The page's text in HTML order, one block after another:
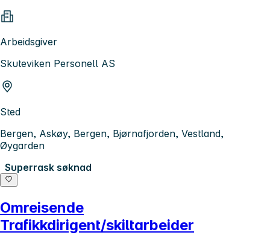
Arbeidsgiver
Skuteviken Personell AS
Sted
Bergen, Askøy, Bergen, Bjørnafjorden, Vestland,
Øygarden
Superrask søknad
Omreisende
Trafikkdirigent/skiltarbeider